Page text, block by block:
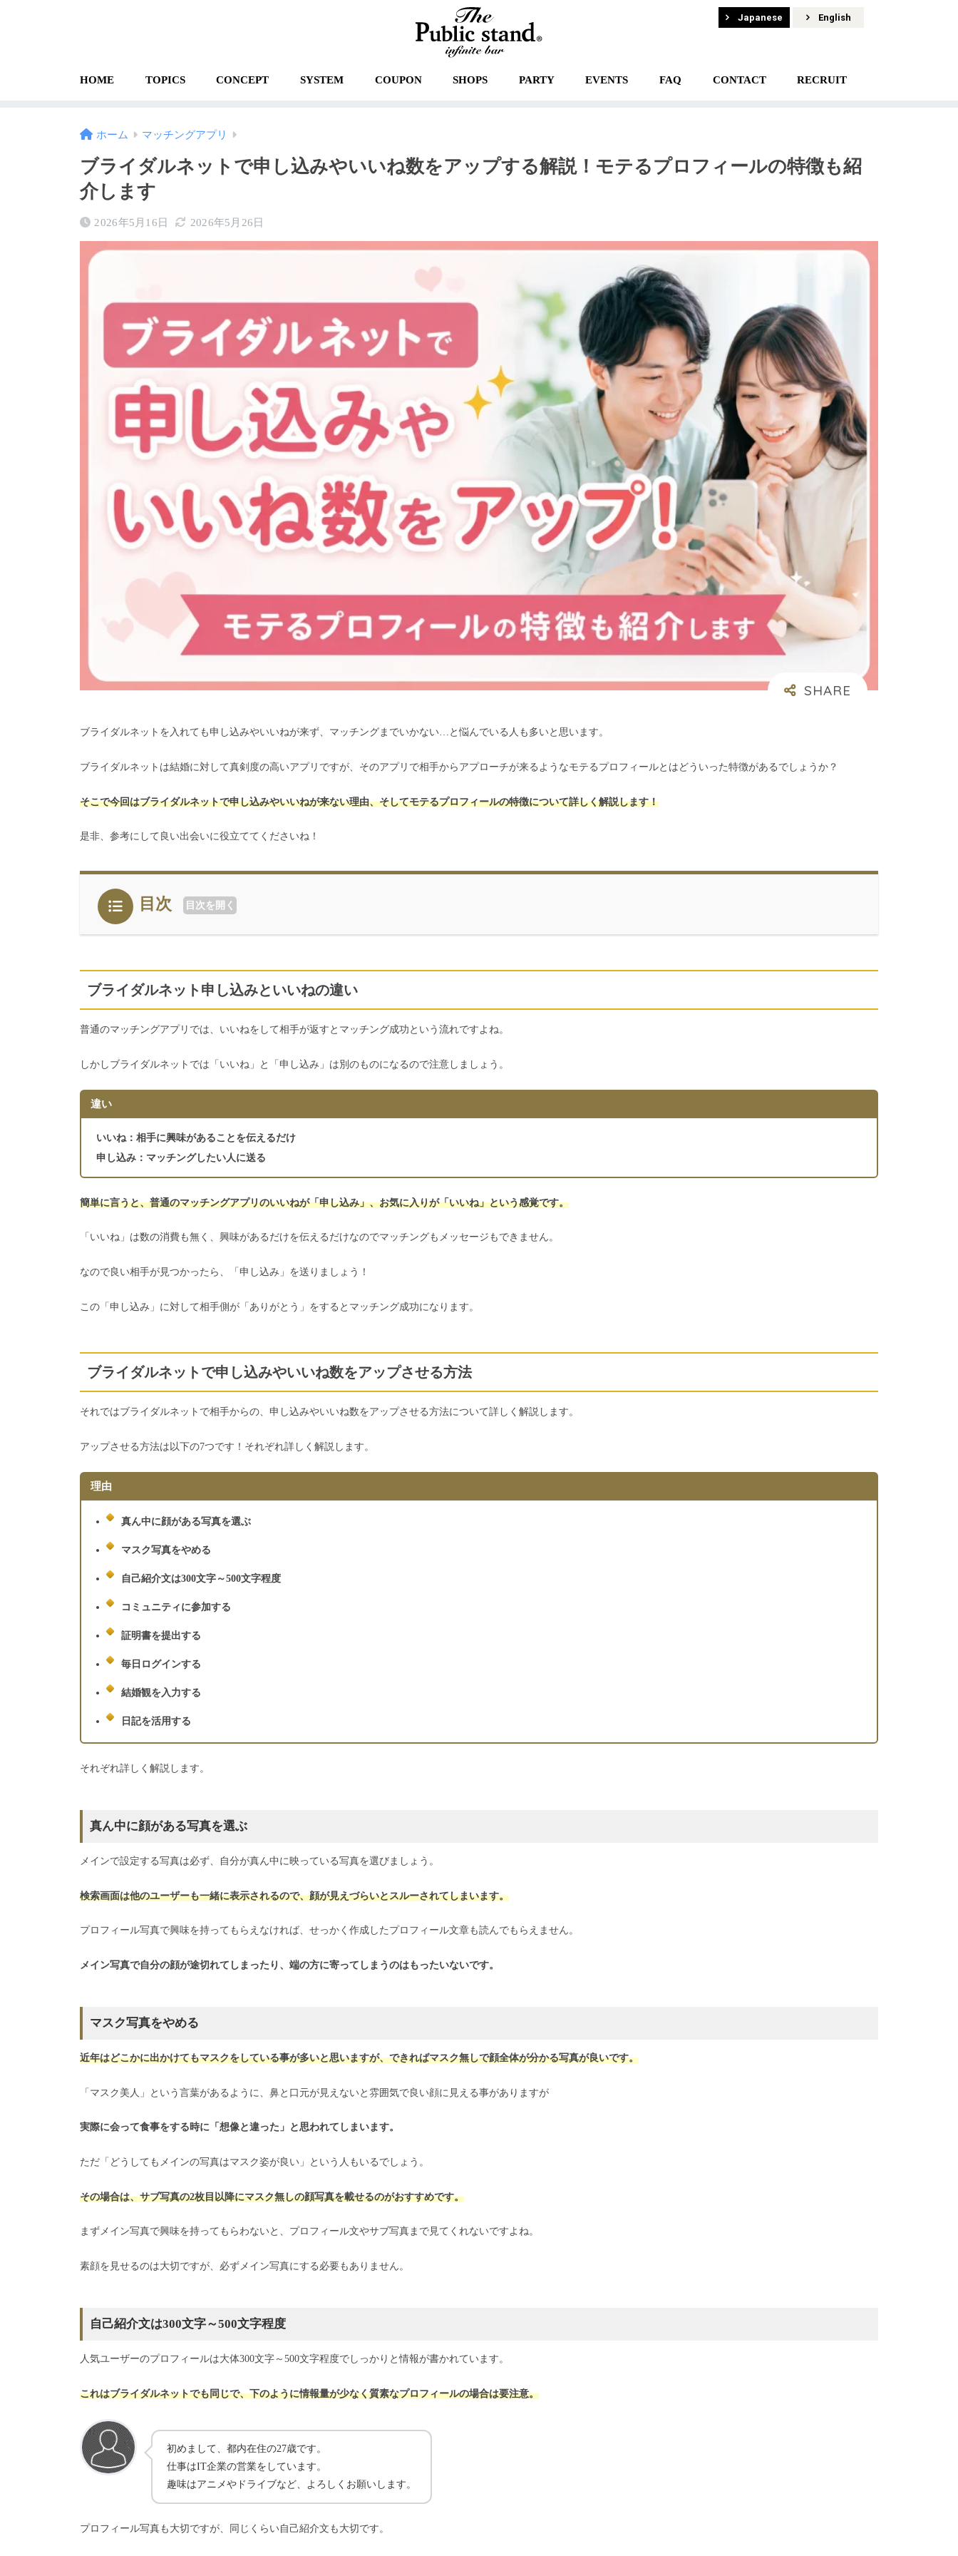
Japanese English
HOME TOPICS CONCEPT SYSTEM COUPON SHOPS PARTY EVENTS FAQ CONTACT RECRUIT
ホーム マッチングアプリ
ブライダルネットで申し込みやいいね数をアップする解説！モテるプロフィールの特徴も紹
介します
2026年5月16日 2026年5月26日
ブライダルネットを入れても申し込みやいいねが来ず、マッチングまでいかない…と悩んでいる人も多いと思います。
ブライダルネットは結婚に対して真剣度の高いアプリですが、そのアプリで相手からアプローチが来るようなモテるプロフィールとはどういった特徴があるでしょうか？
そこで今回はブライダルネットで申し込みやいいねが来ない理由、そしてモテるプロフィールの特徴について詳しく解説します！
是非、参考にして良い出会いに役立ててくださいね！
目次 目次を開く
ブライダルネット申し込みといいねの違い
普通のマッチングアプリでは、いいねをして相手が返すとマッチング成功という流れですよね。
しかしブライダルネットでは「いいね」と「申し込み」は別のものになるので注意しましょう。
違い
いいね：相手に興味があることを伝えるだけ
申し込み：マッチングしたい人に送る
簡単に言うと、普通のマッチングアプリのいいねが「申し込み」、お気に入りが「いいね」という感覚です。
「いいね」は数の消費も無く、興味があるだけを伝えるだけなのでマッチングもメッセージもできません。
なので良い相手が見つかったら、「申し込み」を送りましょう！
この「申し込み」に対して相手側が「ありがとう」をするとマッチング成功になります。
ブライダルネットで申し込みやいいね数をアップさせる方法
それではブライダルネットで相手からの、申し込みやいいね数をアップさせる方法について詳しく解説します。
アップさせる方法は以下の7つです！それぞれ詳しく解説します。
理由
真ん中に顔がある写真を選ぶ
マスク写真をやめる
自己紹介文は300文字～500文字程度
コミュニティに参加する
証明書を提出する
毎日ログインする
結婚観を入力する
日記を活用する
それぞれ詳しく解説します。
真ん中に顔がある写真を選ぶ
メインで設定する写真は必ず、自分が真ん中に映っている写真を選びましょう。
検索画面は他のユーザーも一緒に表示されるので、顔が見えづらいとスルーされてしまいます。
プロフィール写真で興味を持ってもらえなければ、せっかく作成したプロフィール文章も読んでもらえません。
メイン写真で自分の顔が途切れてしまったり、端の方に寄ってしまうのはもったいないです。
マスク写真をやめる
近年はどこかに出かけてもマスクをしている事が多いと思いますが、できればマスク無しで顔全体が分かる写真が良いです。
「マスク美人」という言葉があるように、鼻と口元が見えないと雰囲気で良い顔に見える事がありますが
実際に会って食事をする時に「想像と違った」と思われてしまいます。
ただ「どうしてもメインの写真はマスク姿が良い」という人もいるでしょう。
その場合は、サブ写真の2枚目以降にマスク無しの顔写真を載せるのがおすすめです。
まずメイン写真で興味を持ってもらわないと、プロフィール文やサブ写真まで見てくれないですよね。
素顔を見せるのは大切ですが、必ずメイン写真にする必要もありません。
自己紹介文は300文字～500文字程度
人気ユーザーのプロフィールは大体300文字～500文字程度でしっかりと情報が書かれています。
これはブライダルネットでも同じで、下のように情報量が少なく質素なプロフィールの場合は要注意。
初めまして、都内在住の27歳です。
仕事はIT企業の営業をしています。
趣味はアニメやドライブなど、よろしくお願いします。
プロフィール写真も大切ですが、同じくらい自己紹介文も大切です。